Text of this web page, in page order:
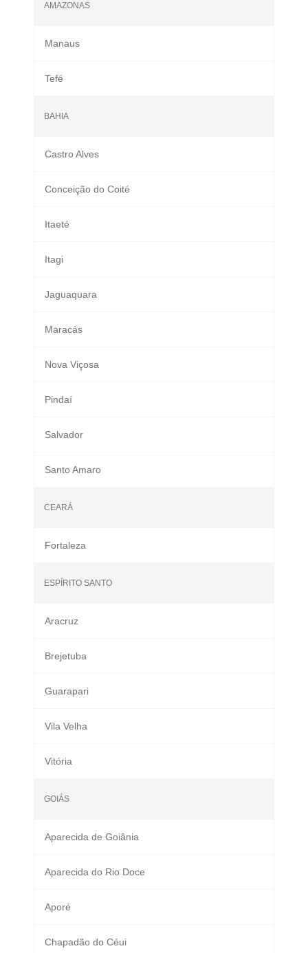
AMAZONAS
Manaus
Tefé
BAHIA
Castro Alves
Conceição do Coité
Itaeté
Itagi
Jaguaquara
Maracás
Nova Viçosa
Pindaí
Salvador
Santo Amaro
CEARÁ
Fortaleza
ESPÍRITO SANTO
Aracruz
Brejetuba
Guarapari
Vila Velha
Vitória
GOIÁS
Aparecida de Goiânia
Aparecida do Rio Doce
Aporé
Chapadão do Céui